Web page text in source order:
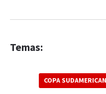
Temas:
COPA